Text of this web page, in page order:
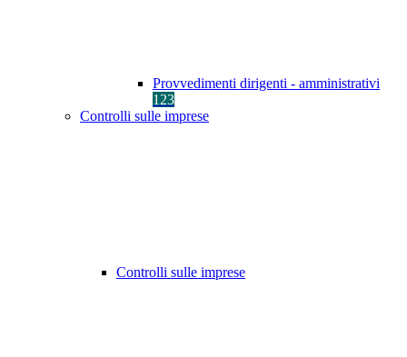
Provvedimenti dirigenti - amministrativi
123
Controlli sulle imprese
Controlli sulle imprese